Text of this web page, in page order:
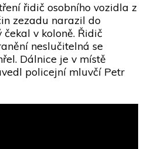
řidič osobního vozidla z
zezadu narazil do
v koloně. Řidič
neslučitelná se
Dálnice je v místě
policejní mluvčí Petr